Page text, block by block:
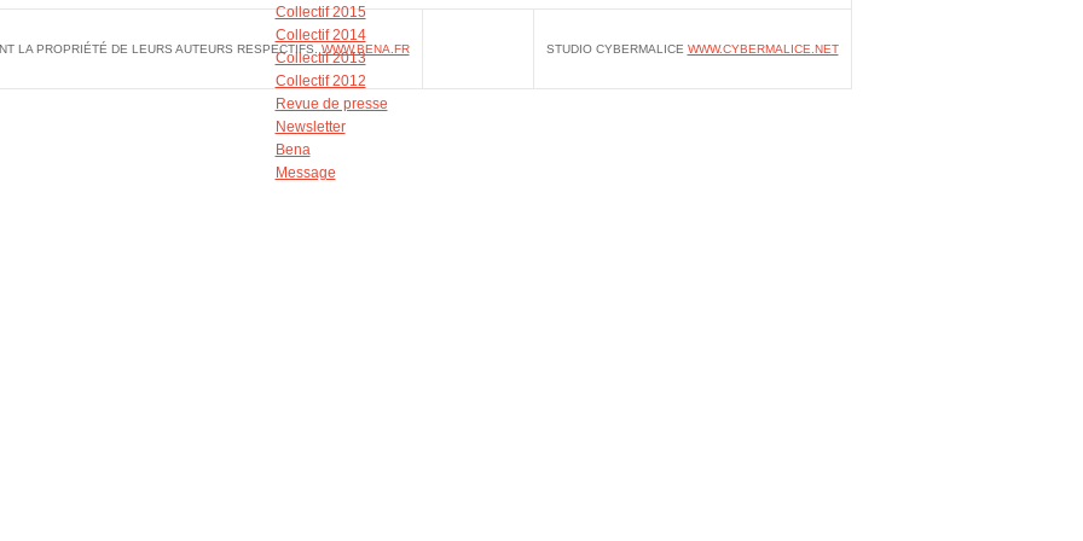
Collectif 2015
Collectif 2014
Collectif 2013
Collectif 2012
Revue de presse
Newsletter
Bena
Message
LA PROPRIÉTÉ DE LEURS AUTEURS RESPECTIFS. WWW.BENA.FR STUDIO CYBERMALICE WWW.CYBERMALICE.NET